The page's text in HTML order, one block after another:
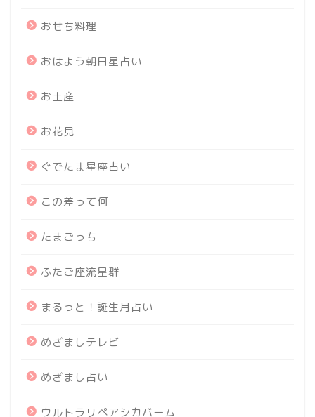
おせち料理
おはよう朝日星占い
お土産
お花見
ぐでたま星座占い
この差って何
たまごっち
ふたご座流星群
まるっと！誕生月占い
めざましテレビ
めざまし占い
ウルトラリペアシカバーム